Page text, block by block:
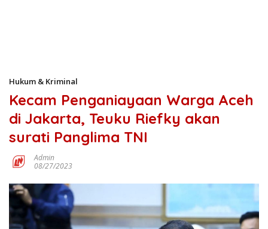
Hukum & Kriminal
Kecam Penganiayaan Warga Aceh
di Jakarta, Teuku Riefky akan
surati Panglima TNI
Admin
08/27/2023